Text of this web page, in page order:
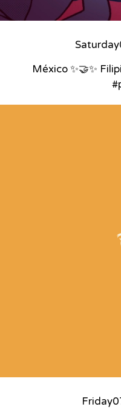
Saturday
México ✨🤝✨
Friday